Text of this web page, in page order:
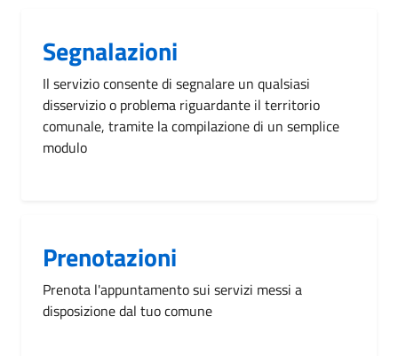
Segnalazioni
Il servizio consente di segnalare un qualsiasi
disservizio o problema riguardante il territorio
comunale, tramite la compilazione di un semplice
modulo
Prenotazioni
Prenota l'appuntamento sui servizi messi a
disposizione dal tuo comune